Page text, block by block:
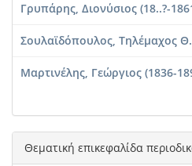
Γρυπάρης, Διονύσιος (18..?-
Σουλαϊδόπουλος, Τηλέμαχος Θ.
Μαρτινέλης, Γεώργιος (1836-
Ηλιακόπουλος, Διονύσιος
Θεματική επικεφαλίδα